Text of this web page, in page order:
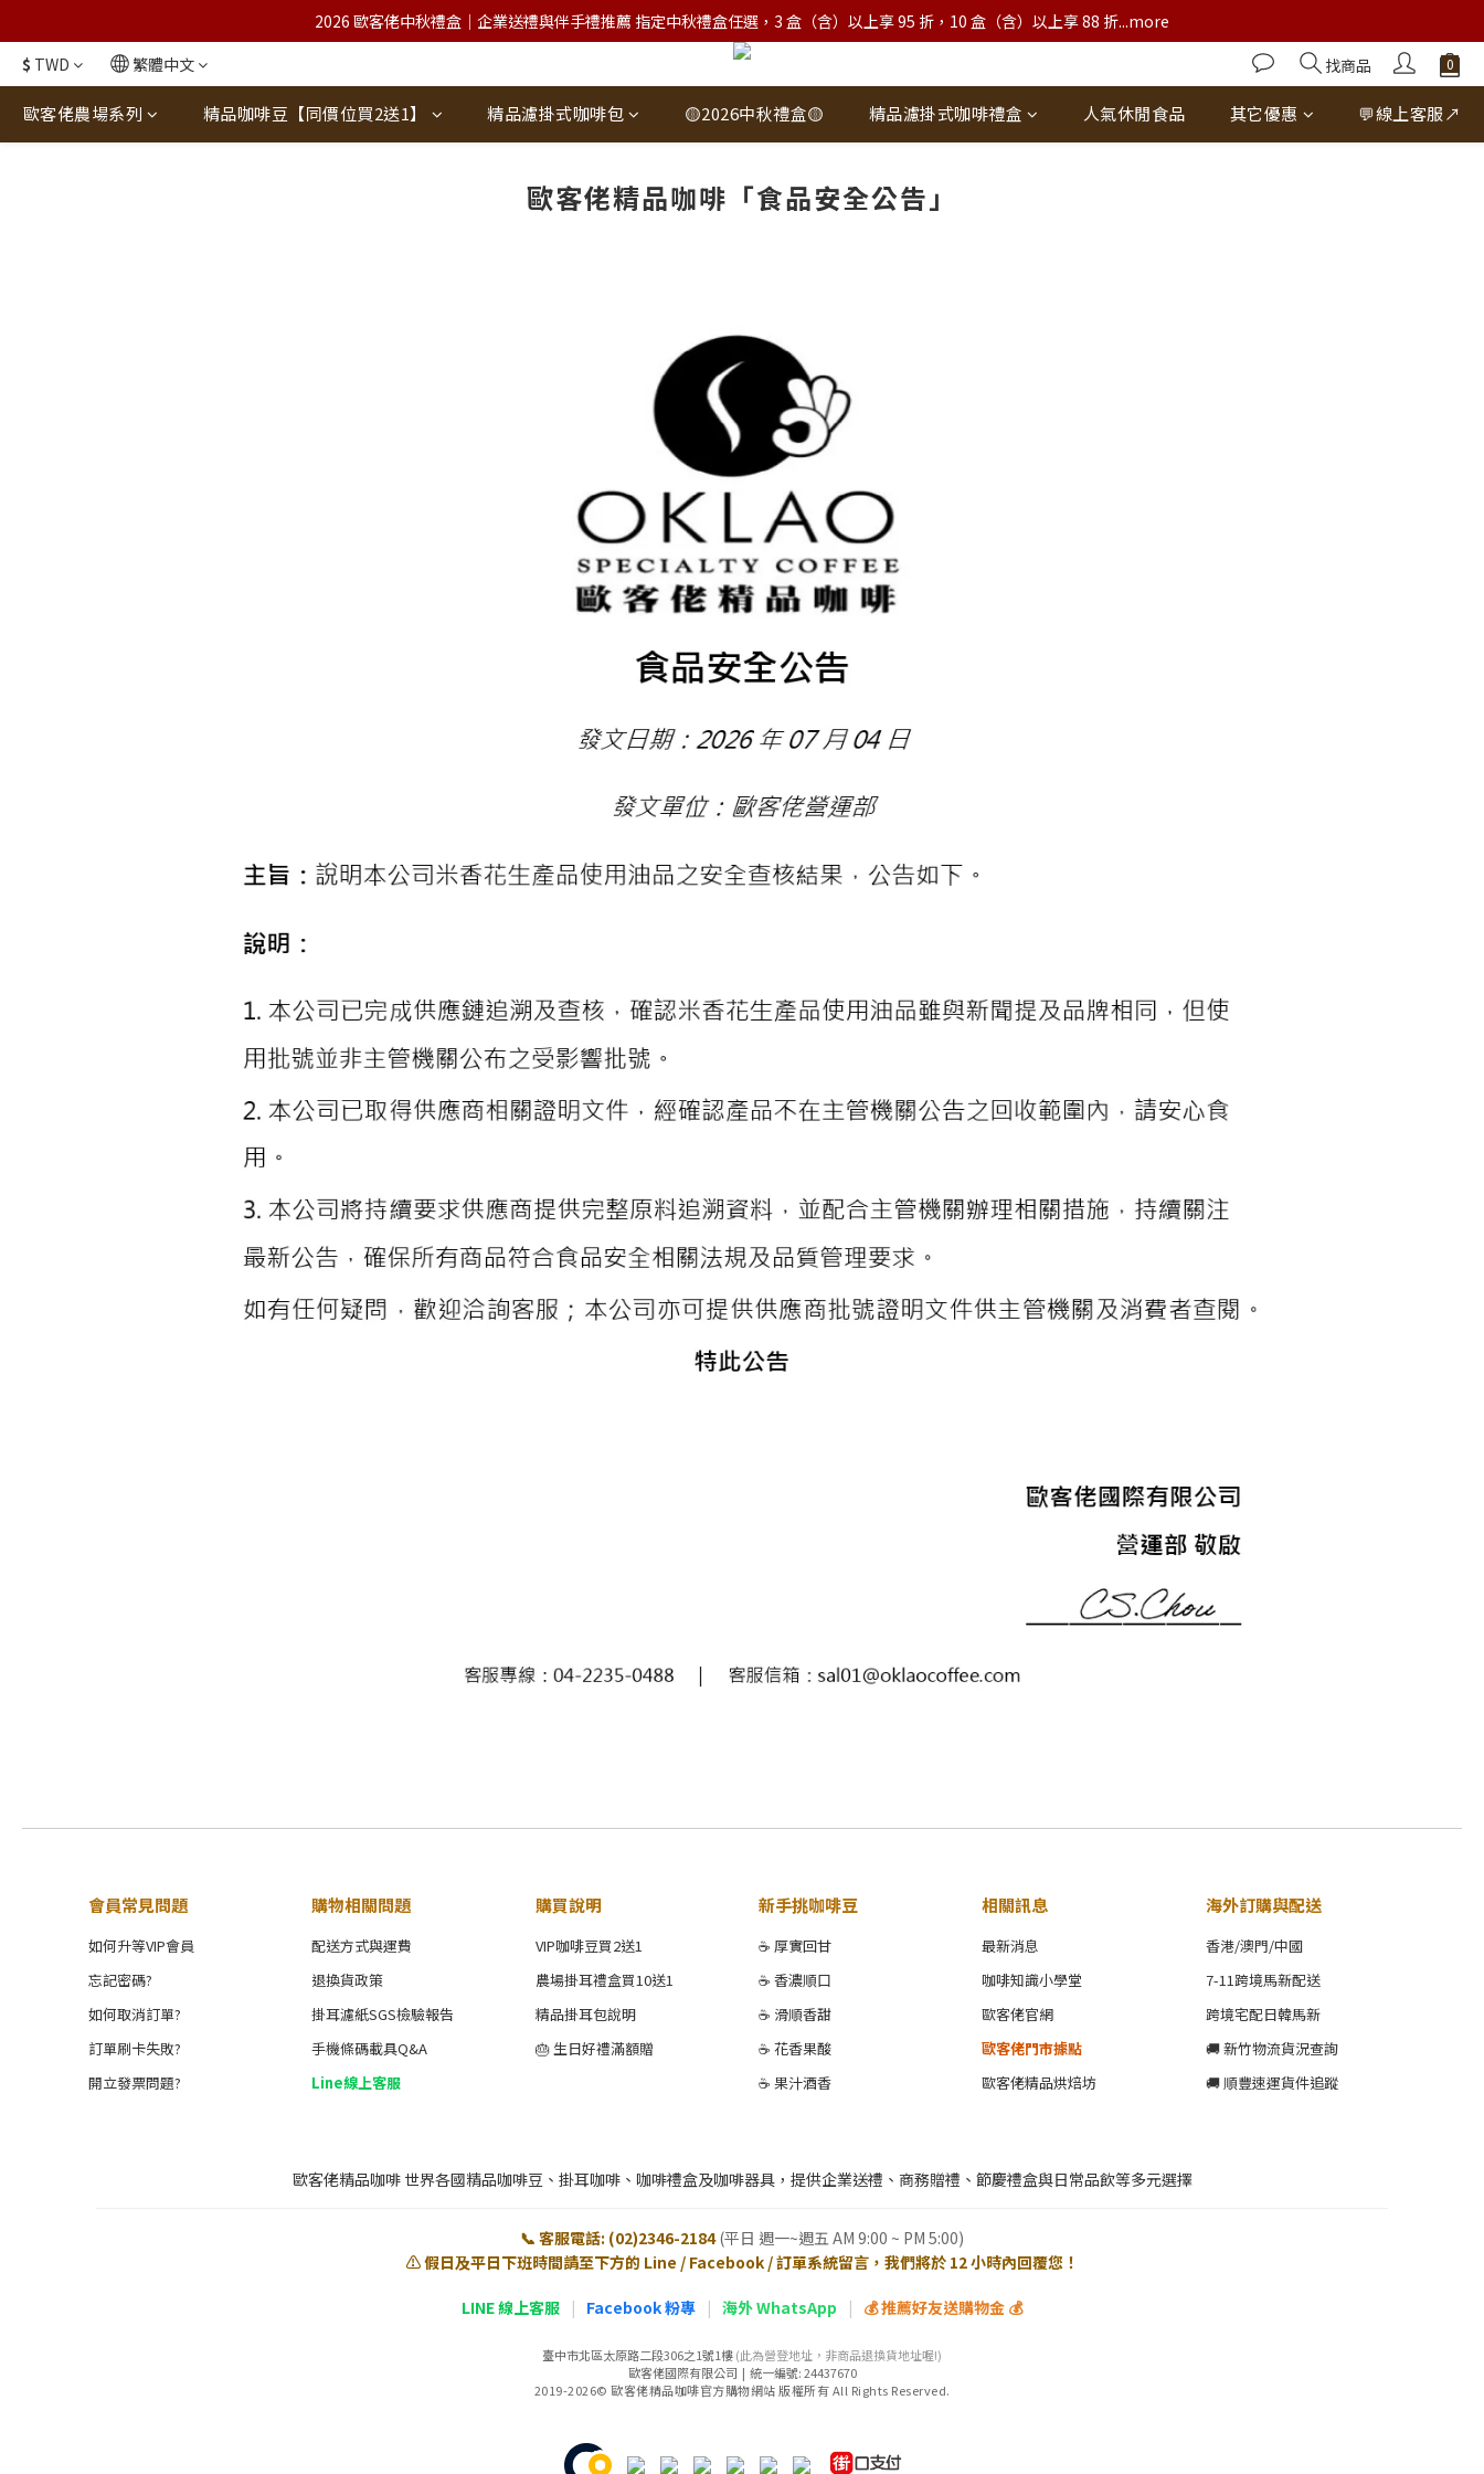
2026 歐客佬中秋禮盒｜企業送禮與伴手禮推薦 指定中秋禮盒任選，3 盒（含）以上享 95 折，10 盒（含）以上享 88 折...more
$ TWD 繁體中文 找商品
歐客佬農場系列 精品咖啡豆【同價位買2送1】 精品濾掛式咖啡包 🟡2026中秋禮盒🟡 精品濾掛式咖啡禮盒 人氣休閒食品 其它優惠 💬線上客服↗
歐客佬精品咖啡「食品安全公告」
會員常見問題
如何升等VIP會員
忘記密碼?
如何取消訂單?
訂單刷卡失敗?
開立發票問題?
購物相關問題
配送方式與運費
退換貨政策
掛耳濾紙SGS檢驗報告
手機條碼載具Q&A
Line線上客服
購買說明
VIP咖啡豆買2送1
農場掛耳禮盒買10送1
精品掛耳包說明
🎂 生日好禮滿額贈
新手挑咖啡豆
☕ 厚實回甘
☕ 香濃順口
☕ 滑順香甜
☕ 花香果酸
☕ 果汁酒香
相關訊息
最新消息
咖啡知識小學堂
歐客佬官網
歐客佬門市據點
歐客佬精品烘焙坊
海外訂購與配送
香港/澳門/中國
7-11跨境馬新配送
跨境宅配日韓馬新
🚚 新竹物流貨況查詢
🚚 順豐速運貨件追蹤
歐客佬精品咖啡 世界各國精品咖啡豆、掛耳咖啡、咖啡禮盒及咖啡器具，提供企業送禮、商務贈禮、節慶禮盒與日常品飲等多元選擇
📞 客服電話: (02)2346-2184 (平日 週一~週五 AM 9:00 ~ PM 5:00)
⚠️ 假日及平日下班時間請至下方的 Line / Facebook / 訂單系統留言，我們將於 12 小時內回覆您！
LINE 線上客服 | Facebook 粉專 | 海外 WhatsApp | 💰 推薦好友送購物金 💰
臺中市北區太原路二段306之1號1樓(此為營登地址，非商品退換貨地址喔!)
歐客佬國際有限公司 | 統一編號: 24437670
2019-2026© 歐客佬精品咖啡官方購物網站 版權所有 All Rights Reserved.